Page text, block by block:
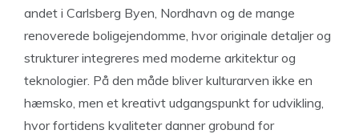
andet i Carlsberg Byen, Nordhavn og de mange
renoverede boligejendomme, hvor originale detaljer og
strukturer integreres med moderne arkitektur og
teknologier. På den måde bliver kulturarven ikke en
hæmsko, men et kreativt udgangspunkt for udvikling,
hvor fortidens kvaliteter danner grobund for